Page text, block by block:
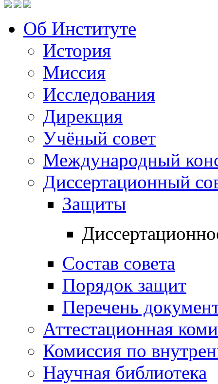
Об Институте
История
Миссия
Исследования
Дирекция
Учёный совет
Международный
Диссертационный
Защиты
Состав совета
Порядок защит
Перечень
Аттестационная
Комиссия по
Научная библиотека